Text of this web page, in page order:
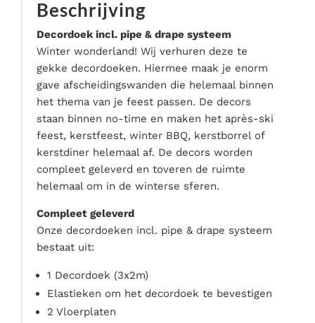
Serveer materialen
Servies & bestek
Speciale effecten
Stroom
Tafel accessoires
Tenten & parasols
Veiligheid, hygiëne & afvalverwerking
Beschrijving
Decordoek incl. pipe & drape systeem
Winter wonderland! Wij verhuren deze te
gekke decordoeken. Hiermee maak je enorm
gave afscheidingswanden die helemaal binnen
het thema van je feest passen. De decors
staan binnen no-time en maken het après-ski
feest, kerstfeest, winter BBQ, kerstborrel of
kerstdiner helemaal af. De decors worden
compleet geleverd en toveren de ruimte
helemaal om in de winterse sferen.
Compleet geleverd
Onze decordoeken incl. pipe & drape systeem
bestaat uit:
1 Decordoek (3x2m)
Elastieken om het decordoek te bevestigen
2 Vloerplaten